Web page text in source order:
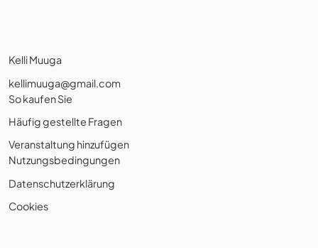
Kelli Muuga
kellimuuga@gmail.com
So kaufen Sie
Häufig gestellte Fragen
Veranstaltung hinzufügen
Nutzungsbedingungen
Datenschutzerklärung
Cookies